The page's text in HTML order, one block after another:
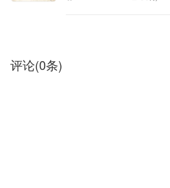
评论(0条)